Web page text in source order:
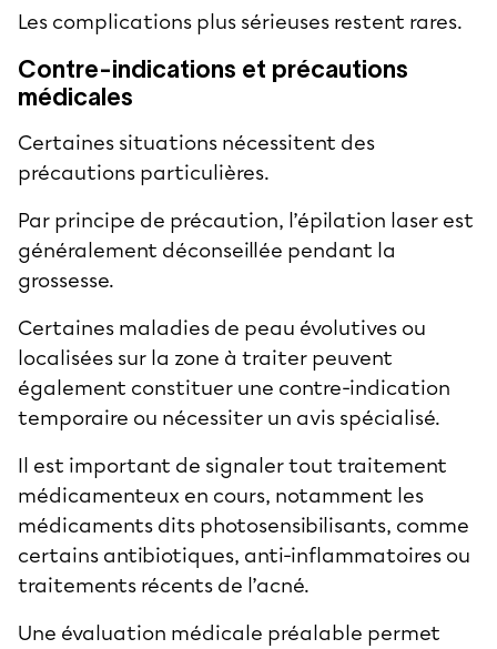
Les complications plus sérieuses restent rares.
Contre-indications et précautions
médicales
Certaines situations nécessitent des
précautions particulières.
Par principe de précaution, l’épilation laser est
généralement déconseillée pendant la
grossesse.
Certaines maladies de peau évolutives ou
localisées sur la zone à traiter peuvent
également constituer une contre-indication
temporaire ou nécessiter un avis spécialisé.
Il est important de signaler tout traitement
médicamenteux en cours, notamment les
médicaments dits photosensibilisants, comme
certains antibiotiques, anti-inflammatoires ou
traitements récents de l’acné.
Une évaluation médicale préalable permet